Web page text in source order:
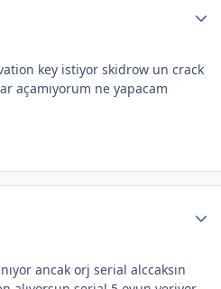
key istiyor skidrow un crack
açamıyorum ne yapacam
ancak orj serial alccaksın